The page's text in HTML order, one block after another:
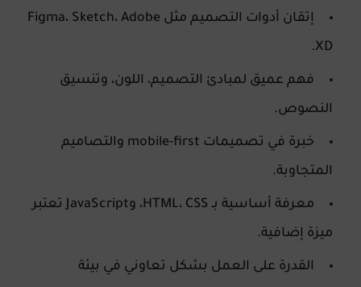
إتقان أدوات التصميم مثل Figma، Sketch، Adobe
XD.
فهم عميق لمبادئ التصميم، اللون، وتنسيق
النصوص.
خبرة في تصميمات mobile-first والتصاميم
المتجاوبة.
معرفة أساسية بـ HTML، CSS، وJavaScript تعتبر
ميزة إضافية.
القدرة على العمل بشكل تعاوني في بيئة